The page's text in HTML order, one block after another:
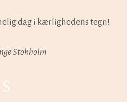
dag i kærlighedens tegn!
Stokholm